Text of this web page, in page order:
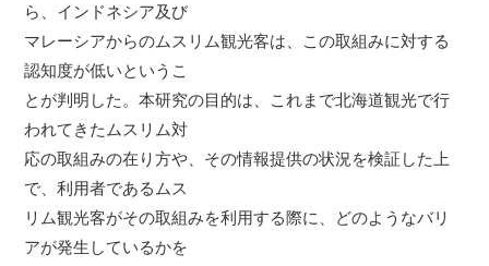
ら、インドネシア及び
マレーシアからのムスリム観光客は、この取組みに対する
認知度が低いというこ
とが判明した。本研究の目的は、これまで北海道観光で行
われてきたムスリム対
応の取組みの在り方や、その情報提供の状況を検証した上
で、利用者であるムス
リム観光客がその取組みを利用する際に、どのようなバリ
アが発生しているかを